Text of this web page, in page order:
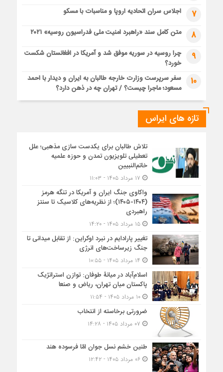
7 اجلاس سران اتحادیه اروپا و مناسبات با مسکو
8 متن کامل سند «راهبرد امنیت ملی فدراسیون روسیه» ۲۰۲۱
9
چرا روسیه در سوریه موفق شد و آمریکا در افغانستان شکست
خورد؟
10
سفر سرپرست وزارت خارجه طالبان به ایران و دیدار با احمد
مسعود؛ ماجرا چیست؟ / تهران چه در ذهن دارد؟
تازه های ایراس
تلاش طالبان برای یکدست سازی مذهبی؛ علل
تعطیلی تلویزیون تمدن و حوزه علمیه
خاتم‌النبیین
واکاوی جنگ ایران و آمریکا در تنگه هرمز
(۱۴۰۴-۱۴۰۵)؛ از نظریه‌های کلاسیک تا سنتز
راهبردی
۱۵ مرداد ۱۴۰۵ - ۱۴:۲۰
تغییر پارادایم در نبرد اوکراین: از تقابل میدانی تا
جنگ زیرساخت‌های انرژی
اسلام‌آباد در میانۀ طوفان: توازن استراتژیک
پاکستان میان تهران، ریاض و صنعا
۱۰ مرداد ۱۴۰۵ - ۱۱:۵۴
ضرورتی برخاسته از انتخاب
طنین خشم نسل جوان امّا فرسوده هند
۰۶ مرداد ۱۴۰۵ - ۱۲:۴۲